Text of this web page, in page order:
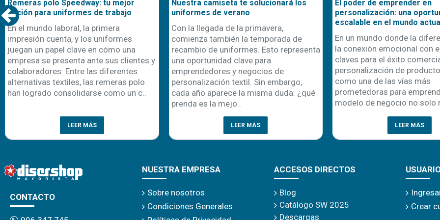
camiseta te solucionará los
de verano
llegada de la primavera,
también la temporada de
de uniformes. Esto representa
clave para
y negocios de
textil. Sin embargo,
aparece la misma duda: ¿qué
El poder de emprender en
personalización: una oportunidad
En un mundo donde la diferenciación y
la conexión emocional con el cliente son
claves para el éxito comercial, la
personalización de productos emerge
como una de las vías más
prometedoras para emprender. Este
modelo de negocio no solo r..
Nuevo Sistema de Impresión DTF
OtterPro
¡Llegó la nueva línea de impresión
OtterPro! ¡No te la podés perder! Se
trata de una gama de productos
altamente innovadores diseñada
aprovechar al máximo las
de impresión directa sobre film. En
Disershop, podrás encontrar todo..
CONTACTO
NUESTRA EMPRESA
Sobre nosotros
Condiciones Generales
ACCESOS DIRECTOS
Blog
Catálogo SW 2025
Descargas
Crear